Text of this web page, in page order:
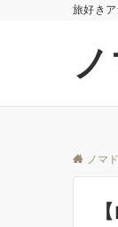
旅好き
ノマ